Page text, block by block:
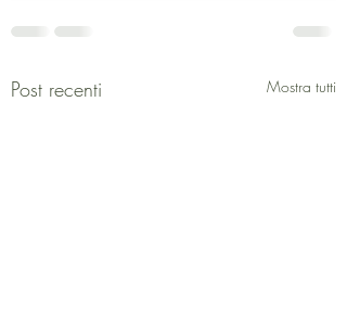
Post recenti Mostra tutti